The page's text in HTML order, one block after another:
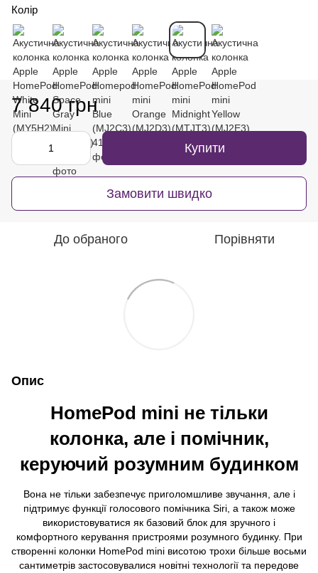
Колір
7 840 грн
Купити
Замовити швидко
До обраного Порівняти
Опис
HomePod mini не тільки
колонка, але і помічник,
керуючий розумним будинком
Вона не тільки забезпечує приголомшливе звучання, але і
підтримує функції голосового помічника Siri, а також може
використовуватися як базовий блок для зручного і
комфортного керування пристроями розумного будинку. При
створенні колонки HomePod mini висотою трохи більше восьми
сантиметрів застосовувалися новітні технології та передове